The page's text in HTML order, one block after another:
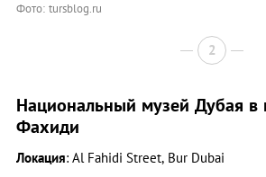
Фото: tursblog.ru
2
Национальный музей Дубая в
Фахиди
Локация: Al Fahidi Street, Bur Dubai